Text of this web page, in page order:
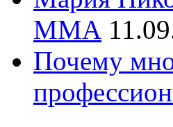
ММА
Почему